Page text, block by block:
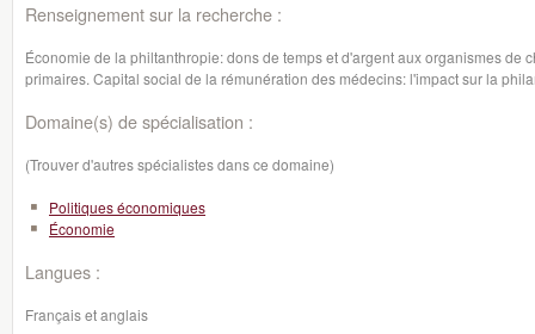
Renseignement sur la recherche :
Économie de la philtanthropie: dons de temps et d'argent aux organismes de
primaires. Capital social de la rémunération des médecins: l'impact sur la
Domaine(s) de spécialisation :
(Trouver d'autres spécialistes dans ce domaine)
Politiques économiques
Économie
Langues :
Français et anglais